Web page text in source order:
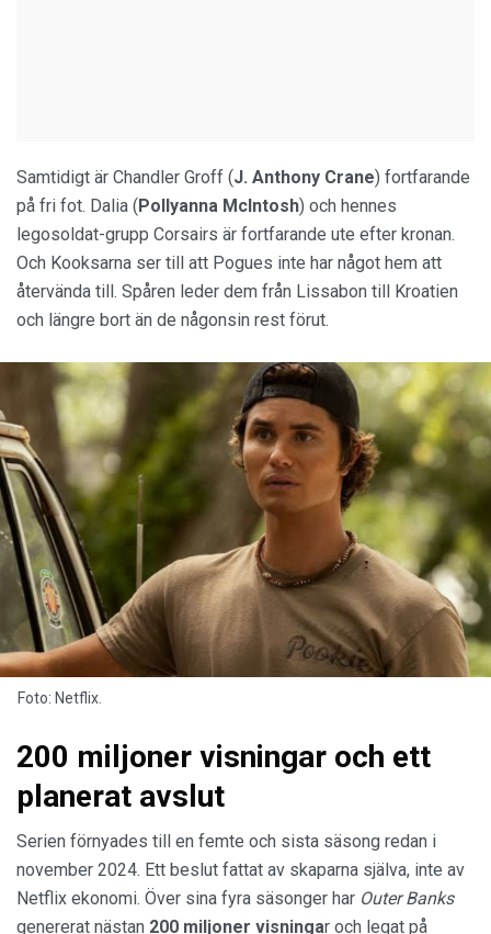
Samtidigt är Chandler Groff (J. Anthony Crane) fortfarande
på fri fot. Dalia ( Pollyanna McIntosh) och hennes
legosoldat-grupp Corsairs är fortfarande ute efter kronan.
Och Kooksarna ser till att Pogues inte har något hem att
återvända till. Spåren leder dem från Lissabon till Kroatien
och längre bort än de någonsin rest förut.
Foto: Netflix.
200 miljoner visningar och ett
planerat avslut
Serien förnyades till en femte och sista säsong redan i
november 2024. Ett beslut fattat av skaparna själva, inte av
Netflix ekonomi. Över sina fyra säsonger har Outer Banks
genererat nästan 200 miljoner visningar och legat på